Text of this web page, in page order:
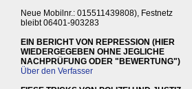
Neue Mobilnr.: 015511439808), Festnetz
bleibt 06401-903283
EIN BERICHT VON REPRESSION (HIER
WIEDERGEGEBEN OHNE JEGLICHE
NACHPRÜFUNG ODER "BEWERTUNG")
Über den Verfasser